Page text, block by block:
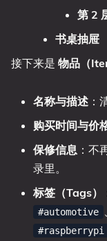
第 2
书桌抽屉
接下来是 物品（
名称与描述 ：
购买时间与价
保修信息 ：不
录里。
标签（Tags）
#automotive
#raspberrypi